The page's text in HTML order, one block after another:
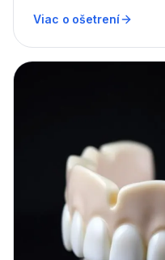
Viac o ošetrení